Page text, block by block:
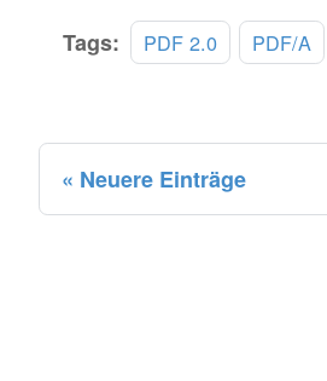
Tags: PDF 2.0 PDF/A
Neuere Einträge